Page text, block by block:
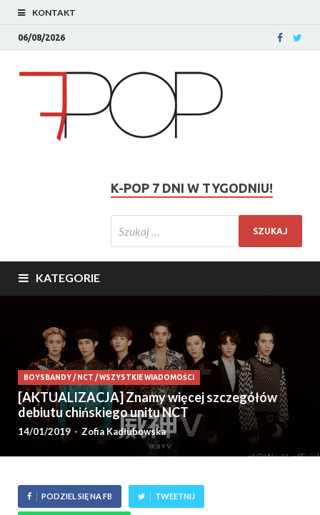
KONTAKT
06/08/2026
K-POP 7 DNI W TYGODNIU!
KATEGORIE
BOYSBANDY/ NCT /WSZYSTKIE WIADOMOŚCI
[AKTUALIZACJA] Znamy więcej szczegółów
debiutu chińskiego unitu NCT
14/01/2019 - Zofia Kadłubowska
PODZIEL SIĘ NA FB TWEETNIJ